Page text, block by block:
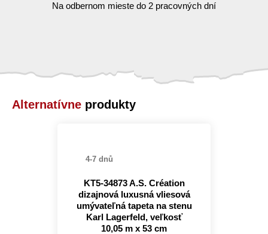
Na odbernom mieste do 2 pracovných dní
Alternatívne produkty
4-7 dnů
KT5-34873 A.S. Création
dizajnová luxusná vliesová
umývateľná tapeta na stenu
Karl Lagerfeld, veľkosť
10,05 m x 53 cm